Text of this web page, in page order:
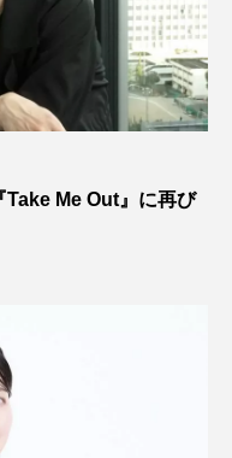
Take Me Out』に再び